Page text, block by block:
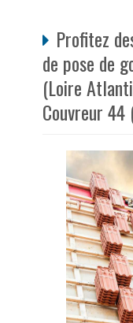
Profitez
de pose de
(Loire
Couvreur 44